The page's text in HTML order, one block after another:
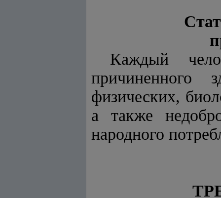
Каждый
причиненного
физических,
а также
народного